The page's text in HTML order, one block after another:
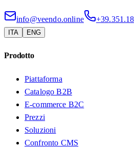
info@veendo.online
ITA ENG
Prodotto
Piattaforma
Catalogo B2B
E-commerce B2C
Prezzi
Soluzioni
Confronto CMS